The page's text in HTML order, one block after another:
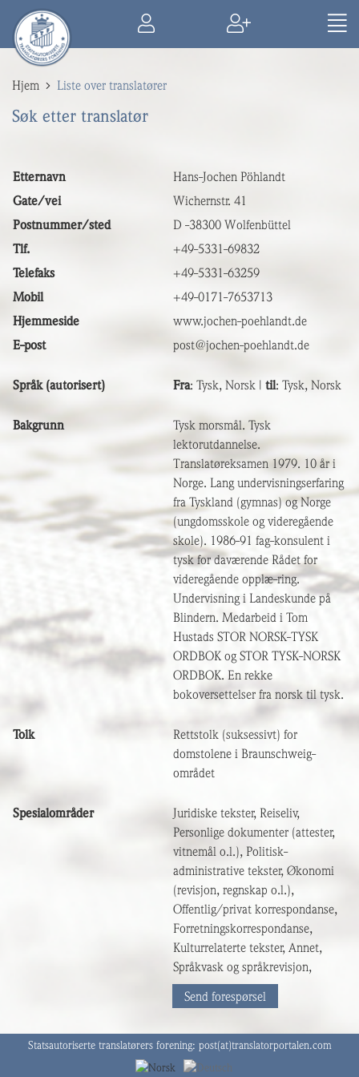
Hjem Liste over translatører
Søk etter translatør
Send forespørsel
Etternavn
Hans-Jochen Pöhlandt
Gate/vei
Wichernstr. 41
Postnummer/sted
D -38300 Wolfenbüttel
Tlf.
+49-5331-69832
Telefaks
+49-5331-63259
Mobil
+49-0171-7653713
Hjemmeside
www.jochen-poehlandt.de
E-post
post@jochen-poehlandt.de
Språk (autorisert) Fra: Tysk, Norsk | til: Tysk, Norsk
Bakgrunn
Tysk morsmål. Tysk
lektorutdannelse.
Translatøreksamen 1979. 10 år i
Norge. Lang undervisningserfaring
fra Tyskland (gymnas) og Norge
(ungdomsskole og videregående
skole). 1986-91 fag-konsulent i
tysk for daværende Rådet for
videregående opplæ-ring.
Undervisning i Landeskunde på
Blindern. Medarbeid i Tom
Hustads STOR NORSK-TYSK
ORDBOK og STOR TYSK-NORSK
ORDBOK. En rekke
bokoversettelser fra norsk til tysk.
Tolk
Rettstolk (suksessivt) for
domstolene i Braunschweig-
området
Spesialområder
Juridiske tekster, Reiseliv,
Personlige dokumenter (attester,
vitnemål o.l.), Politisk-
administrative tekster, Økonomi
(revisjon, regnskap o.l.),
Offentlig/privat korrespondanse,
Forretningskorrespondanse,
Kulturrelaterte tekster, Annet,
Språkvask og språkrevisjon,
Statsautoriserte translatørers forening: post(at)translatorportalen.com